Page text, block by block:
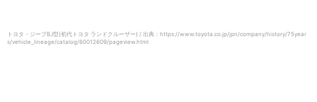
トヨタ・ジープBJ型(初代トヨタ ランドクルーザー) / 出典：https://www.toyota.co.jp/jpn/company/history/75year
s/vehicle_lineage/catalog/60012609/pageview.html